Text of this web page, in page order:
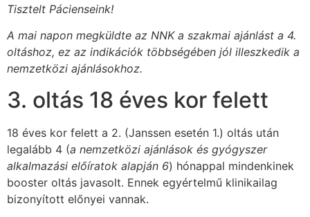
Tisztelt Pácienseink!
A mai napon megküldte az NNK a szakmai ajánlást a 4.
oltáshoz, ez az indikációk többségében jól illeszkedik a
nemzetközi ajánlásokhoz.
3. oltás 18 éves kor felett
18 éves kor felett a 2. (Janssen esetén 1.) oltás után
legalább 4 (a nemzetközi ajánlások és gyógyszer
alkalmazási előíratok alapján 6) hónappal mindenkinek
booster oltás javasolt. Ennek egyértelmű klinikailag
bizonyított előnyei vannak.